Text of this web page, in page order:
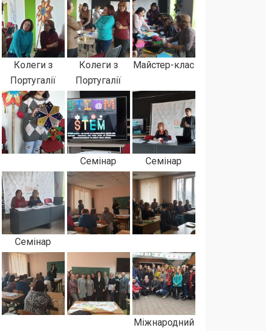
Колеги з
Португалії
Колеги з
Португалії
Майстер-клас
Семінар Семінар
Семінар
Міжнародний